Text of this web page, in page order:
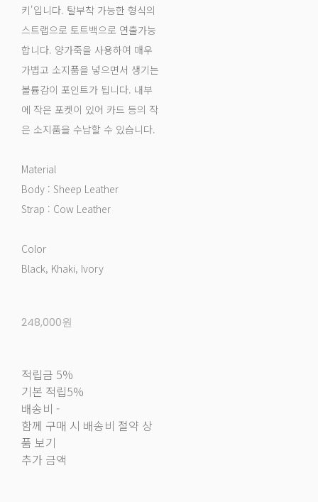
키'입니다. 탈부착 가능한 형식의
스트랩으로 토트백으로 연출가능
합니다. 양가죽을 사용하여 매우
가볍고 소지품을 넣으면서 생기는
볼륨감이 포인트가 됩니다. 내부
에 작은 포켓이 있어 카드 등의 작
은 소지품을 수납할 수 있습니다.
Material
Body : Sheep Leather
Strap : Cow Leather
Color
Black, Khaki, Ivory
248,000원
적립금 5%
기본 적립5%
배송비 -
함께 구매 시 배송비 절약 상
품 보기
추가 금액